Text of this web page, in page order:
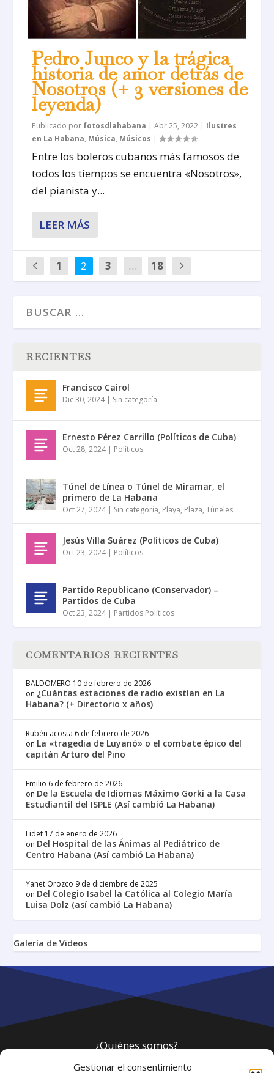
Gestionar el consentimiento
Pedro Junco y la trágica
historia de amor detrás de
Nosotros (+ 3 versiones de
leyenda)
Publicado por fotosdlahabana |Abr 25, 2022 | Ilustres
en La Habana, Música, Músicos |
Entre los boleros cubanos más famosos de
todos los tiempos se encuentra «Nosotros»,
del pianista y...
LEER MÁS
1 2 3 … 18
RECIENTES
Francisco Cairol
Dic 30, 2024| Sin categoría
Ernesto Pérez Carrillo (Políticos de Cuba)
Oct 28, 2024| Políticos
Túnel de Línea o Túnel de Miramar, el
primero de La Habana
Oct 27, 2024| Sin categoría, Playa, Plaza,Túneles
Jesús Villa Suárez (Políticos de Cuba)
Oct 23, 2024| Políticos
Partido Republicano (Conservador) –
Partidos de Cuba
Oct 23, 2024| Partidos Políticos
COMENTARIOS RECIENTES
BALDOMERO 10 de febrero de 2026
on ¿Cuántas estaciones de radio existían en La
Habana? (+ Directorio x años)
Rubén acosta 6 de febrero de 2026
on La «tragedia de Luyanó» o el combate épico del
capitán Arturo del Pino
Emilio 6 de febrero de 2026
on De la Escuela de Idiomas Máximo Gorki a la Casa
Estudiantil del ISPLE (Así cambió La Habana)
Lidet 17 de enero de 2026
on Del Hospital de las Ánimas al Pediátrico de
Centro Habana (Así cambió La Habana)
Yanet Orozco 9 de diciembre de 2025
on Del Colegio Isabel la Católica al Colegio María
Luisa Dolz (así cambió La Habana)
Galería de Videos
¿Quiénes somos?